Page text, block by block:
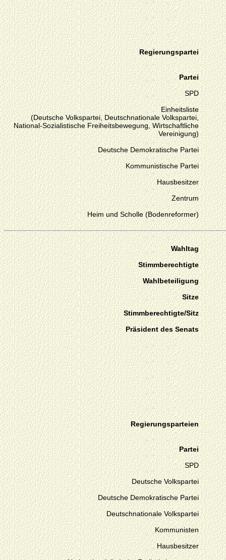
Regierungspartei
Partei
SPD
Einheitsliste
(Deutsche Volkspartei, Deutschnationale Volkspartei,
National-Sozialistische Freiheitsbewegung, Wirtschaftliche
Vereinigung)
Deutsche Demokratische Partei
Kommunistische Partei
Hausbesitzer
Zentrum
Heim und Scholle (Bodenreformer)
Wahltag
Stimmberechtigte
Wahlbeteiligung
Sitze
Stimmberechtigte/Sitz
Präsident des Senats
Regierungsparteien
Partei
SPD
Deutsche Volkspartei
Deutsche Demokratische Partei
Deutschnationale Volkspartei
Kommunisten
Hausbesitzer